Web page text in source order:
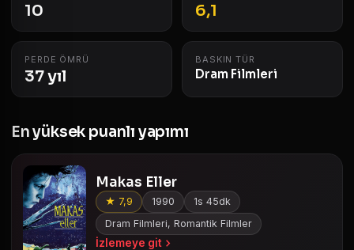
10 6,1
PERDE ÖMRÜ
37 yıl
BASKIN TÜR
Dram Filmleri
En yüksek puanlı yapımı
Makas Eller
★ 7,9 1990
1s 45dk
Dram Filmleri, Romantik Filmler
İzlemeye git